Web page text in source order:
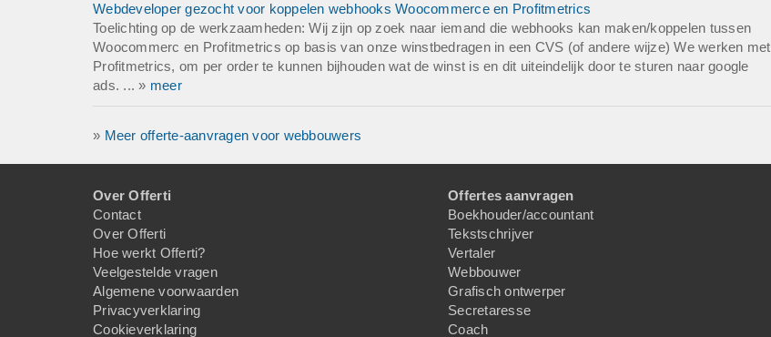
Webdeveloper gezocht voor koppelen webhooks Woocommerce en Profitmetrics
Toelichting op de werkzaamheden: Wij zijn op zoek naar iemand die webhooks kan maken/koppelen tussen
Woocommerc en Profitmetrics op basis van onze winstbedragen in een CVS (of andere wijze) We werken met
Profitmetrics, om per order te kunnen bijhouden wat de winst is en dit uiteindelijk door te sturen naar google
ads. ... » meer
» Meer offerte-aanvragen voor webbouwers
Over Offerti
Contact
Over Offerti
Hoe werkt Offerti?
Veelgestelde vragen
Algemene voorwaarden
Privacyverklaring
Cookieverklaring
Offertes aanvragen
Boekhouder/accountant
Tekstschrijver
Vertaler
Webbouwer
Grafisch ontwerper
Secretaresse
Coach